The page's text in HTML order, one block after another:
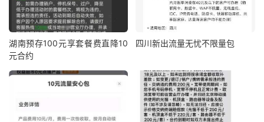
湖南预存100元享套餐费直降10
元合约
四川新出流量无忧不限量包